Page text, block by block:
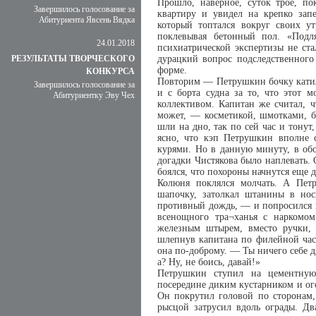
Завершилось голосование за
Абитуриента Явсень Вядка
24.01.2018
РЕЗУЛЬТАТЫ ТВОРЧЕСКОГО
КОНКУРСА
Завершилось голосование за
Абитуриентку Эву Чех
Прошло, наверное, суток трое,
квартиру и увидел на крепко
который топтался вокруг своих
поклевывая бетонный пол.
психиатрической экспертизы не
дурацкий вопрос
форме.
Повторим — Петрушкин бочку
и с борта судна за то, что этот
коллективом. Капитан же считал,
может, — косметикой, шмотками,
шли на дно, так по сей час и
ясно, что кэп Петрушкин вполне
курями. Но в данную минуту, в
догадки Чистякова было
боялся, что похороны начнутся еще
Колюня поклялся молчать. А
шапочку, затолкал штанины в
противный дождь, — и попросился
всенощного тра¬ханья с
железным штырем, вместо
шлепнув капитана по филейной
она по-доброму. — Ты ничего себе
а? Ну, не боись, давай!»
Петрушкин ступил на
посередине диким кустарником и
Он покрутил головой по
рысцой затрусил вдоль ограды.